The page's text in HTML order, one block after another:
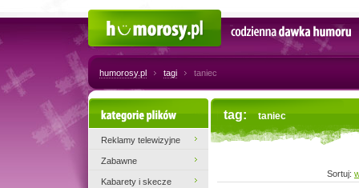
Codzienna dawka humoru
humorosy.pl tagi taniec
tag: taniec
Sortuj:
Kategorie plików
Reklamy telewizyjne
Zabawne
Kabarety i skecze